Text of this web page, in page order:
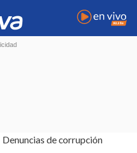
Denuncias de corrupción